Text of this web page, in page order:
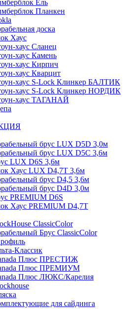
Ель
Планкен
доска
Хаус
хаус Сланец
хаус Камень
хаус Кирпич
хаус Кварцит
хаус S-Lock Клинкер БАЛТИК
хаус S-Lock Клинкер НОРДИК
хаус ТАГАНАЙ
брус LUX D5D 3,0м
брус LUX D5C 3,6м
LUX D6S 3,6м
Хаус LUX D4,7T 3,6м
брус D4,5 3,6м
брус D4D 3,0м
PREMIUM D6S
Хаус PREMIUM D4,7T
ClassicColor
Брус ClassicColor
Классик
Плюс ПРЕСТИЖ
Плюс ПРЕМИУМ
Плюс ЛЮКС/Карелия
для сайдинга